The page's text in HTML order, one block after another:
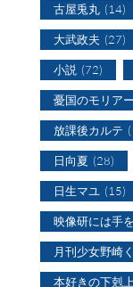
古屋兎丸 (14)
大武政夫 (27)
小説 (72)
憂国のモリア
放課後カルテ
日向夏 (28)
日生マユ (15)
映像研には手
月刊少女野崎
本好きの下剋上